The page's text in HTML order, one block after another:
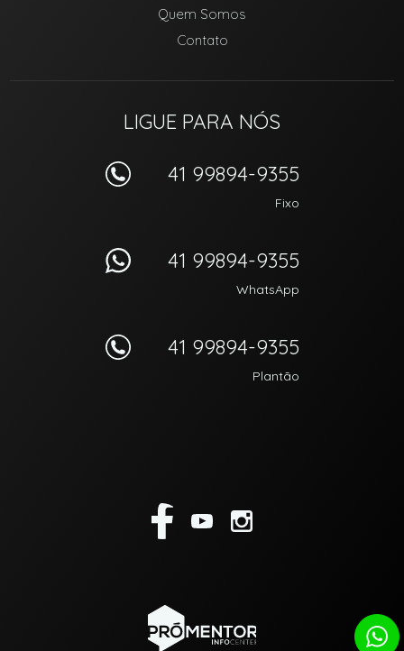
Quem Somos
Contato
LIGUE PARA NÓS
41 99894-9355
Fixo
41 99894-9355
WhatsApp
41 99894-9355
Plantão